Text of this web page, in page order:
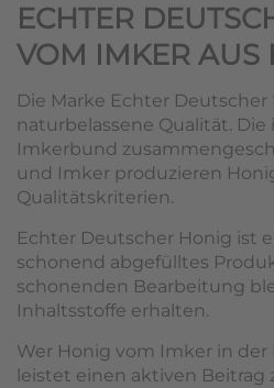
ECHTER
VOM IMKER AUS
Die Marke Echter
naturbelassene Qualität.
Imkerbund
und Imker produzieren
Qualitätskriterien.
Echter Deutscher Honig ist
schonend abgefülltes
schonenden Bearbeitung
Inhaltsstoffe erhalten.
Wer Honig vom Imker in der
leistet einen aktiven Beitrag